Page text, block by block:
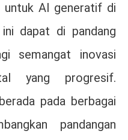
untuk AI generatif di
dapat di pandang
semangat inovasi
yang progresif.
pada berbagai
pandangan